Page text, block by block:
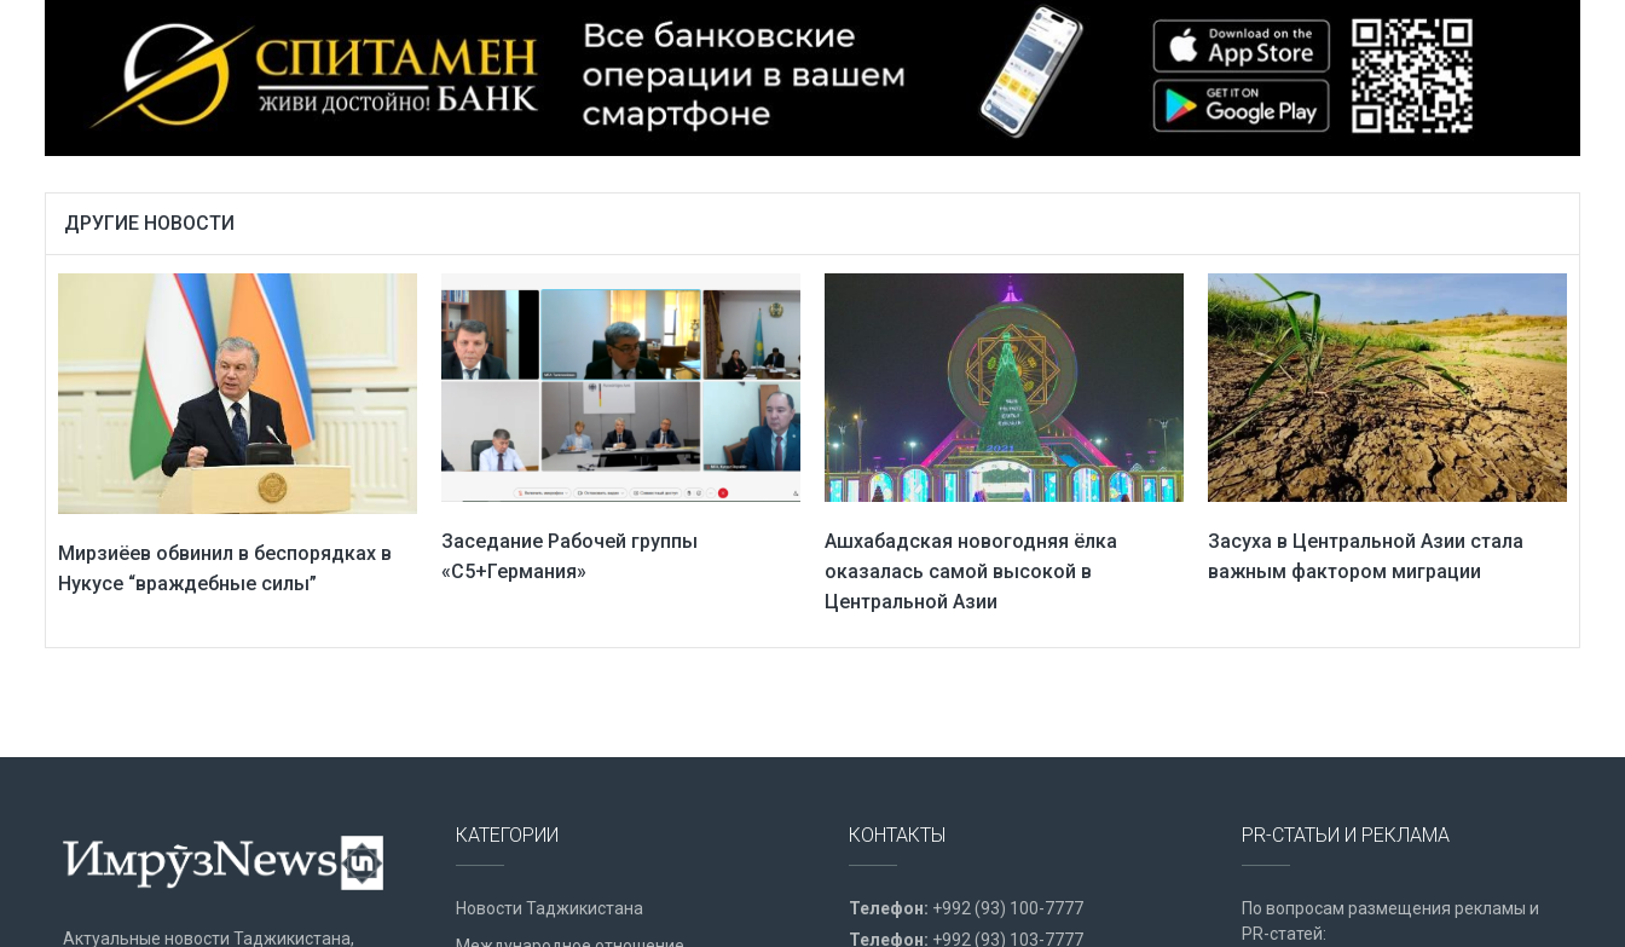
ДРУГИЕ НОВОСТИ
Мирзиёев обвинил в беспорядках в
Нукусе “враждебные силы”
Заседание Рабочей группы
«С5+Германия»
Ашхабадская новогодняя ёлка
оказалась самой высокой в
Центральной Азии
Засуха в Центральной Азии стала
важным фактором миграции
Актуальные новости Таджикистана,
КАТЕГОРИИ
Новости Таджикистана
КОНТАКТЫ
Телефон: +992 (93) 100-7777
Телефон: +992 (93) 103-7777
PR-СТАТЬИ И РЕКЛАМА
По вопросам размещения рекламы и
PR-статей: